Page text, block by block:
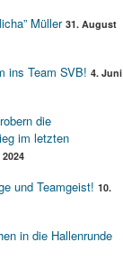
Müller 31. August
ins Team SVB! 4. Juni
die
im letzten
und Teamgeist! 10.
in die Hallenrunde